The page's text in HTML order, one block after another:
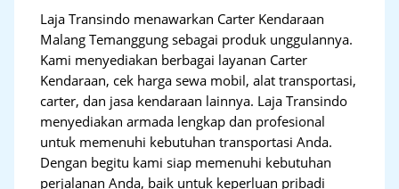
Laja Transindo menawarkan Carter Kendaraan
Malang Temanggung sebagai produk unggulannya.
Kami menyediakan berbagai layanan Carter
Kendaraan, cek harga sewa mobil, alat transportasi,
carter, dan jasa kendaraan lainnya. Laja Transindo
menyediakan armada lengkap dan profesional
untuk memenuhi kebutuhan transportasi Anda.
Dengan begitu kami siap memenuhi kebutuhan
perjalanan Anda, baik untuk keperluan pribadi